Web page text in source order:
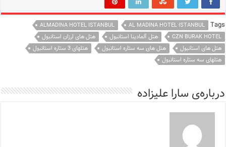
Tags
AL MADINA HOTEL ISTANBUL
ALMADINA HOTEL ISTANBUL
CZN BURAK HOTEL
هتل آلمادینا استانبول
هتل های ارزان استانبول
هتل های استانبول
هتل های سه ستاره استانبول
هتلهای 3 ستاره استانبول
هتلهای سه ستاره استانبول
درباره‌ی سارا علیزاده